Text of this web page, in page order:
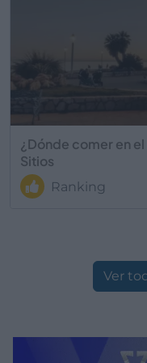
¿Dónde comer en
Sitios
Ranking
Ver